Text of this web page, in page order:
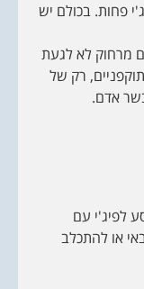
פחות. בכולם יש
מרחוק לא לגעת
רק של
אדם.
לפיג'י עם
או להתכלב